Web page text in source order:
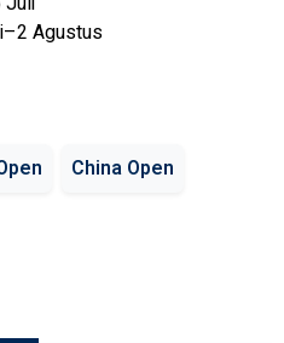
Agustus
China Open